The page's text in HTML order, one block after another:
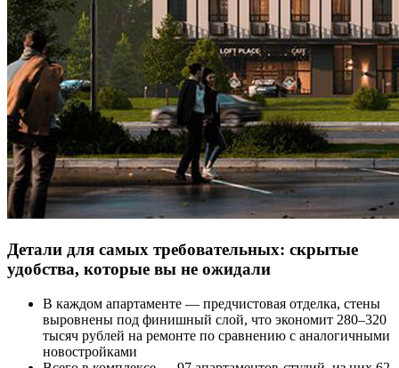
Детали для самых требовательных: скрытые
удобства, которые вы не ожидали
В каждом апартаменте — предчистовая отделка, стены
выровнены под финишный слой, что экономит 280–320
тысяч рублей на ремонте по сравнению с аналогичными
новостройками